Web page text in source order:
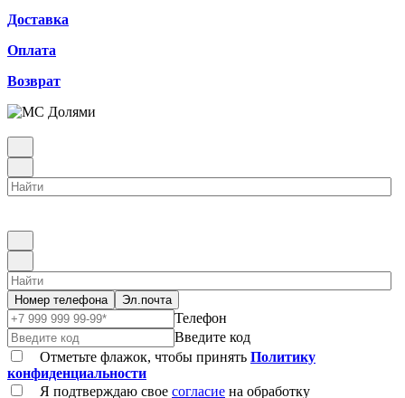
Доставка
Оплата
Возврат
Номер телефона Эл.почта
Телефон
Введите код
Отметьте флажок, чтобы принять Политику
конфиденциальности
Я подтверждаю свое согласие на обработку